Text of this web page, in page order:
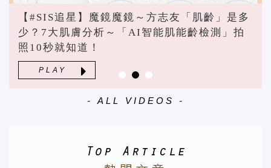
【#SIS追星】魔鏡魔鏡～方志友「肌齡」是多
少？7大肌膚分析～「AI智能肌能齡檢測」拍
照10秒就知道！
PLAY
- ALL VIDEOS -